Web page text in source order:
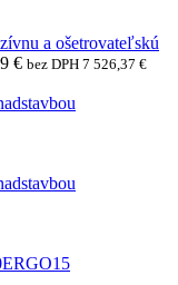
a ošetrovateľskú
€ bez DPH 7 526,37 €